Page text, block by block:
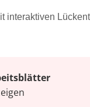
interaktiven